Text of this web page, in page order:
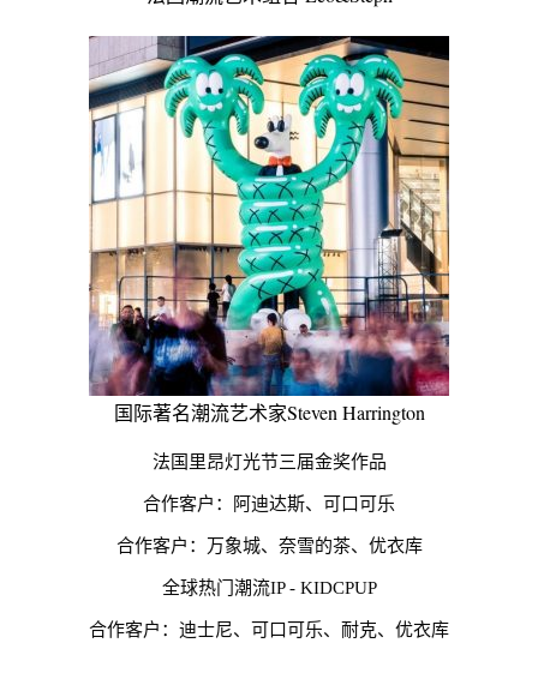
国际著名潮流艺术家Steven Harrington
法国里昂灯光节三届金奖作品
合作客户：阿迪达斯、可口可乐
合作客户：万象城、奈雪的茶、优衣库
全球热门潮流IP - KIDCPUP
合作客户：迪士尼、可口可乐、耐克、优衣库